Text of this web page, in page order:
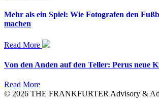
Mehr als ein Spiel: Wie Fotografen den
machen
Read More
Von den Anden auf den Teller: Perus neue
Read More
© 2026 THE FRANKFURTER Advisory &